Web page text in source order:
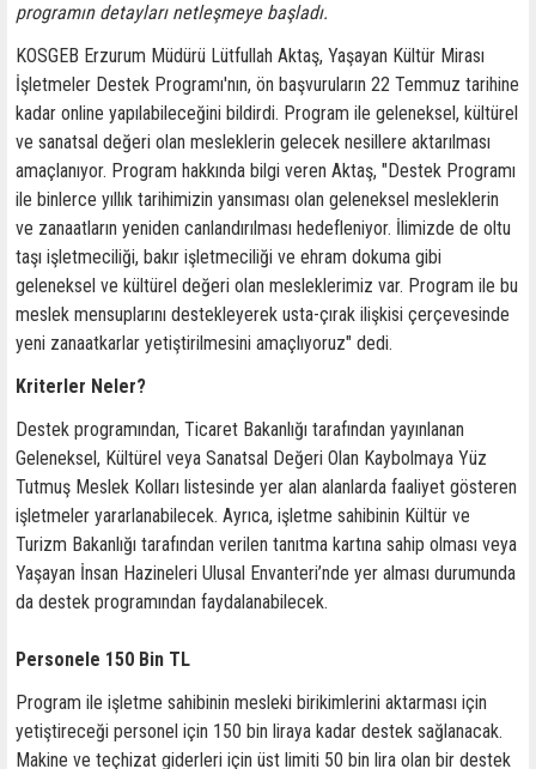
programın detayları netleşmeye başladı.
KOSGEB Erzurum Müdürü Lütfullah Aktaş, Yaşayan Kültür Mirası
İşletmeler Destek Programı'nın, ön başvuruların 22 Temmuz tarihine
kadar online yapılabileceğini bildirdi. Program ile geleneksel, kültürel
ve sanatsal değeri olan mesleklerin gelecek nesillere aktarılması
amaçlanıyor. Program hakkında bilgi veren Aktaş, "Destek Programı
ile binlerce yıllık tarihimizin yansıması olan geleneksel mesleklerin
ve zanaatların yeniden canlandırılması hedefleniyor. İlimizde de oltu
taşı işletmeciliği, bakır işletmeciliği ve ehram dokuma gibi
geleneksel ve kültürel değeri olan mesleklerimiz var. Program ile bu
meslek mensuplarını destekleyerek usta-çırak ilişkisi çerçevesinde
yeni zanaatkarlar yetiştirilmesini amaçlıyoruz" dedi.
Kriterler Neler?
Destek programından, Ticaret Bakanlığı tarafından yayınlanan
Geleneksel, Kültürel veya Sanatsal Değeri Olan Kaybolmaya Yüz
Tutmuş Meslek Kolları listesinde yer alan alanlarda faaliyet gösteren
işletmeler yararlanabilecek. Ayrıca, işletme sahibinin Kültür ve
Turizm Bakanlığı tarafından verilen tanıtma kartına sahip olması veya
Yaşayan İnsan Hazineleri Ulusal Envanteri’nde yer alması durumunda
da destek programından faydalanabilecek.
Personele 150 Bin TL
Program ile işletme sahibinin mesleki birikimlerini aktarması için
yetiştireceği personel için 150 bin liraya kadar destek sağlanacak.
Makine ve teçhizat giderleri için üst limiti 50 bin lira olan bir destek